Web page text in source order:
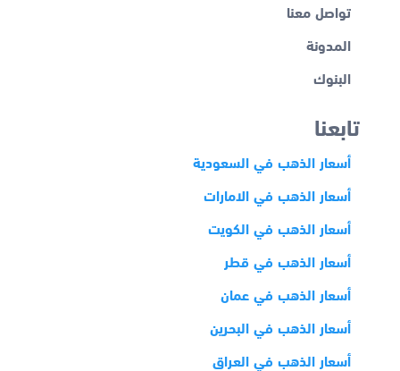
تواصل معنا
المدونة
البنوك
تابعنا
أسعار الذهب في السعودية
أسعار الذهب في الامارات
أسعار الذهب في الكويت
أسعار الذهب في قطر
أسعار الذهب في عمان
أسعار الذهب في البحرين
أسعار الذهب في العراق